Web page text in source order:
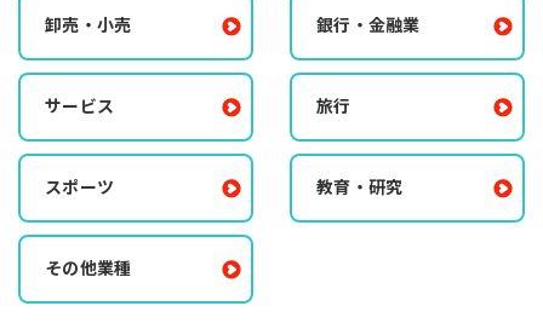
卸売・小売 銀行・金融業
サービス 旅行
スポーツ 教育・研究
その他業種